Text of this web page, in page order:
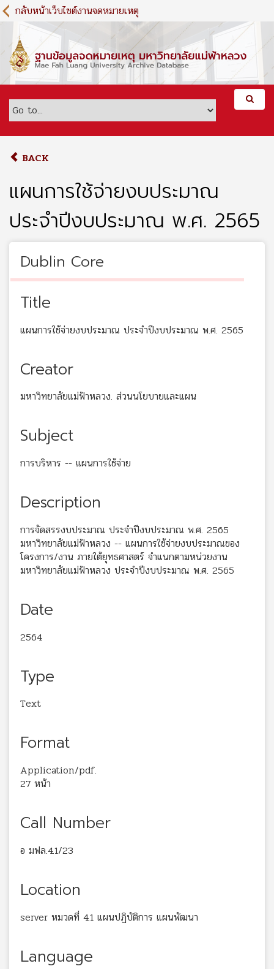
S
k
m
c
กลับหน้าเว็บไซต์งานจดหมายเหตุ
BACK
แผนการใช้จ่ายงบประมาณ
ประจำปีงบประมาณ พ.ศ. 2565
Dublin Core
Title
แผนการใช้จ่ายงบประมาณ ประจำปีงบประมาณ พ.ศ. 2565
Creator
มหาวิทยาลัยแม่ฟ้าหลวง. ส่วนนโยบายและแผน
Subject
การบริหาร -- แผนการใช้จ่าย
Description
การจัดสรรงบประมาณ ประจำปีงบประมาณ พ.ศ. 2565
มหาวิทยาลัยแม่ฟ้าหลวง -- แผนการใช้จ่ายงบประมาณของ
โครงการ/งาน ภายใต้ยุทธศาสตร์ จำแนกตามหน่วยงาน
มหาวิทยาลัยแม่ฟ้าหลวง ประจำปีงบประมาณ พ.ศ. 2565
Date
2564
Type
Text
Format
Application/pdf.
27 หน้า
Call Number
อ มฟล.4.1/23
Location
server หมวดที่ 4.1 แผนปฏิบัติการ แผนพัฒนา
Language